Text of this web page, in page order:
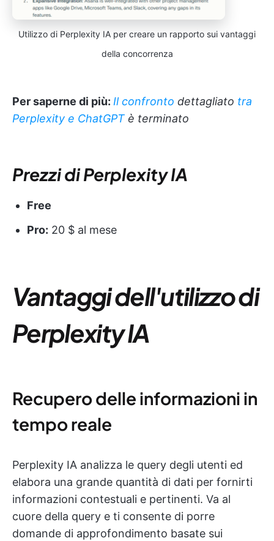
Utilizzo di Perplexity IA per creare un rapporto sui vantaggi
della concorrenza
Per saperne di più: Il confronto dettagliato tra
Perplexity e ChatGPT è terminato
Prezzi di Perplexity IA
Free
Pro: 20 $ al mese
Vantaggi dell'utilizzo di
Perplexity IA
Recupero delle informazioni in
tempo reale
Perplexity IA analizza le query degli utenti ed
elabora una grande quantità di dati per fornirti
informazioni contestuali e pertinenti. Va al
cuore della query e ti consente di porre
domande di approfondimento basate sui